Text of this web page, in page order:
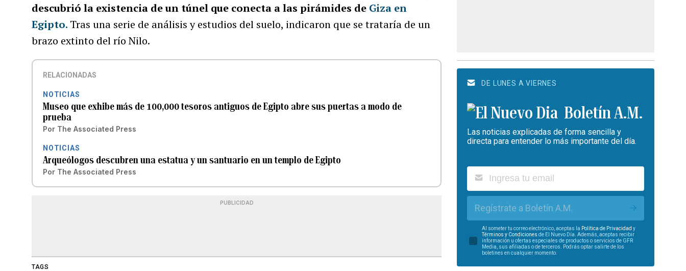
descubrió la existencia de un túnel que conecta a las pirámides de Giza en
Egipto. Tras una serie de análisis y estudios del suelo, indicaron que se trataría de un
brazo extinto del río Nilo.
RELACIONADAS
NOTICIAS
Museo que exhibe más de 100,000 tesoros antiguos de Egipto abre sus puertas a modo de
prueba
Por The Associated Press
NOTICIAS
Arqueólogos descubren una estatua y un santuario en un templo de Egipto
Por The Associated Press
PUBLICIDAD
TAGS
DE LUNES A VIERNES
Boletín A.M.
Las noticias explicadas de forma sencilla y
directa para entender lo más importante del día.
Regístrate a Boletín A.M.
Al someter tu correo electrónico, aceptas la Política de Privacidad y
Términos y Condiciones de El Nuevo Día. Además, aceptas recibir
información u ofertas especiales de productos o servicios de GFR
Media, sus afiliadas o de terceros. Podrás optar salirte de los
boletines en cualquier momento.